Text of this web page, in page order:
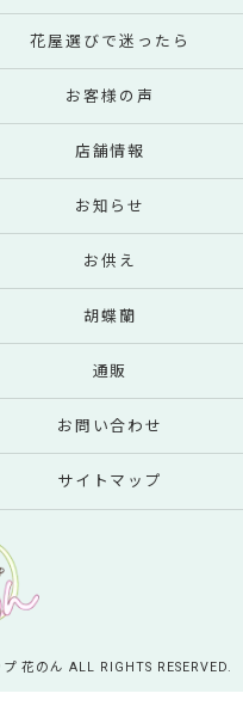
花屋選びで迷ったら
お客様の声
店舗情報
お知らせ
お供え
胡蝶蘭
通販
お問い合わせ
サイトマップ
花のん ALL RIGHTS RESERVED.